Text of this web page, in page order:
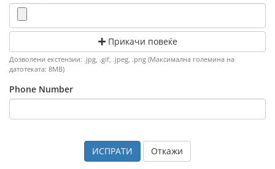
Прикачи повеќе
Дозволени екстензии: .jpg, .gif, .jpeg, .png (Максимална големина на
датотеката: 8MB)
Phone Number
Откажи